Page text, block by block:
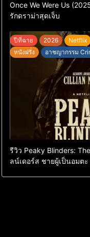
Once We Were Us
รักดราม่าสุดเจ็บ
ปีที่ฉาย 2026 Netflix
หนังฝรั่ง
อาชญากรรม
รีวิว Peaky Blinders:
ลน์เดอร์ส ชายผู้เป็นอมต